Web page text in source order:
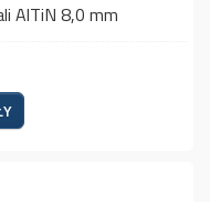
AlTiN 8,0 mm